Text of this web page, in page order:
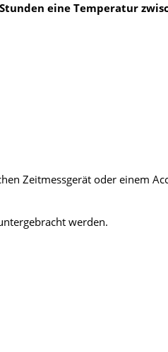
eine Temperatur
Zeitmessgerät oder einem
werden.